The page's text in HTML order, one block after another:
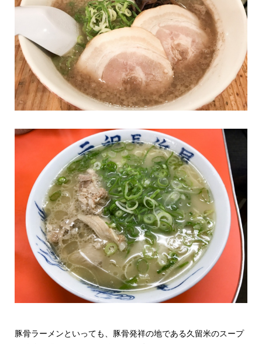
豚骨ラーメンといっても、豚骨発祥の地である久留米のスープ